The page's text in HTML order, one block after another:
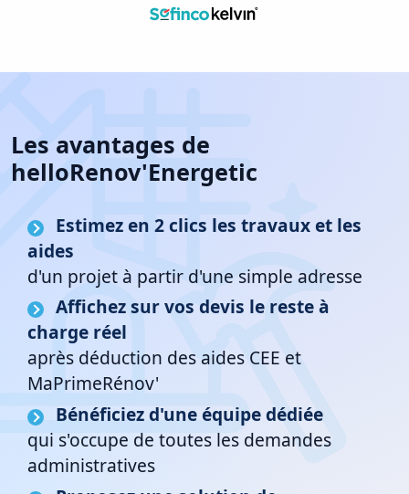
Les avantages de
helloRenov'Energetic
Estimez en 2 clics les travaux et les
aides
d'un projet à partir d'une simple adresse
Affichez sur vos devis le reste à
charge réel
après déduction des aides CEE et
MaPrimeRénov'
Bénéficiez d'une équipe dédiée
qui s'occupe de toutes les demandes
administratives